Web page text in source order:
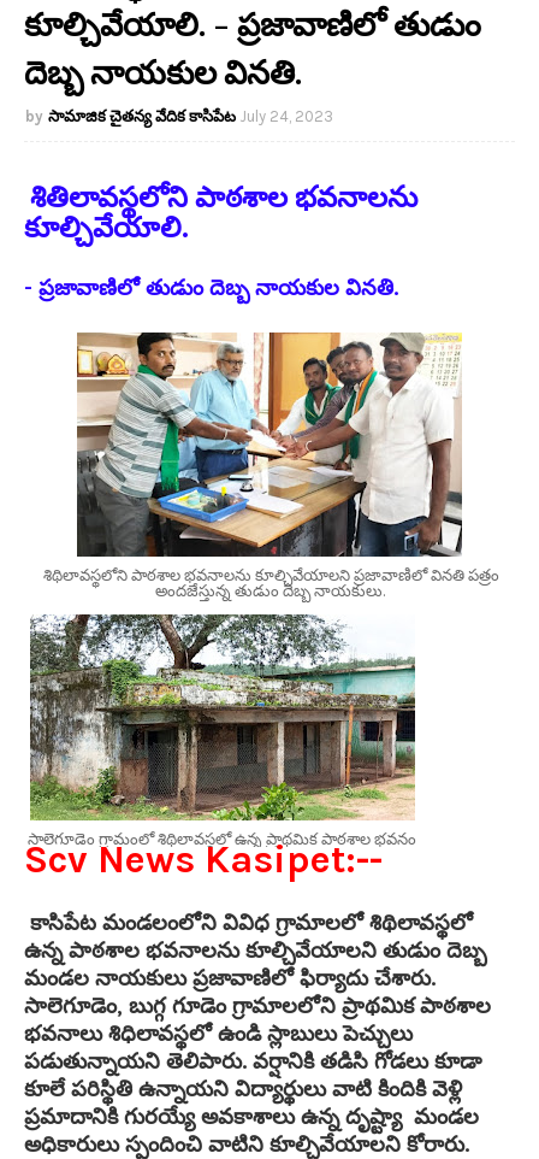
కూల్చివేయాలి. - ప్రజావాణిలో తుడుం
దెబ్బ నాయకుల వినతి.
సామాజిక చైతన్య వేదిక కాసిపేట July 24, 2023
శితిలావస్థలోని పాఠశాల భవనాలను
కూల్చివేయాలి.
- ప్రజావాణిలో తుడుం దెబ్బ నాయకుల వినతి.
శిథిలావస్థలోని పాఠశాల భవనాలను కూల్చివేయాలని ప్రజావాణిలో వినతి పత్రం
అందజేస్తున్న తుడుం దెబ్బ నాయకులు.
సాలెగూడెం గ్రామంలో శిథిలావస్థలో ఉన్న ప్రాథమిక పాఠశాల భవనం
Scv News Kasipet:--
కాసిపేట మండలంలోని వివిధ గ్రామాలలో శిథిలావస్థలో
ఉన్న పాఠశాల భవనాలను కూల్చివేయాలని తుడుం దెబ్బ
మండల నాయకులు ప్రజావాణిలో ఫిర్యాదు చేశారు.
సాలెగూడెం, బుగ్గ గూడెం గ్రామాలలోని ప్రాథమిక పాఠశాల
భవనాలు శిధిలావస్థలో ఉండి స్లాబులు పెచ్చులు
పడుతున్నాయని తెలిపారు. వర్షానికి తడిసి గోడలు కూడా
కూలే పరిస్థితి ఉన్నాయని విద్యార్థులు వాటి కిందికి వెళ్లి
ప్రమాదానికి గురయ్యే అవకాశాలు ఉన్న దృష్ట్యా మండల
అధికారులు స్పందించి వాటిని కూల్చివేయాలని కోరారు.